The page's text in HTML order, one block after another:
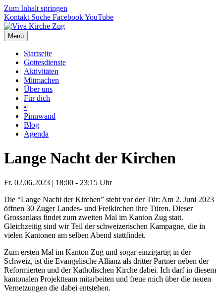
Zum Inhalt springen
Kontakt Suche FacebookYouTube
Menü
Startseite
Gottesdienste
Aktivitäten
Mitmachen
Über uns
Für dich
•
Pinnwand
Blog
Agenda
Lange Nacht der Kirchen
Fr. 02.06.2023 | 18:00 - 23:15 Uhr
Die “Lange Nacht der Kirchen” steht vor der Tür: Am 2. Juni 2023
öffnen 30 Zuger Landes- und Freikirchen ihre Türen. Dieser
Grossanlass findet zum zweiten Mal im Kanton Zug statt.
Gleichzeitig sind wir Teil der schweizerischen Kampagne, die in
vielen Kantonen am selben Abend stattfindet.
Zum ersten Mal im Kanton Zug und sogar einzigartig in der
Schweiz, ist die Evangelische Allianz als dritter Partner neben der
Reformierten und der Katholischen Kirche dabei. Ich darf in diesem
kantonalen Projektteam mitarbeiten und freue mich über die neuen
Vernetzungen die dabei entstehen.